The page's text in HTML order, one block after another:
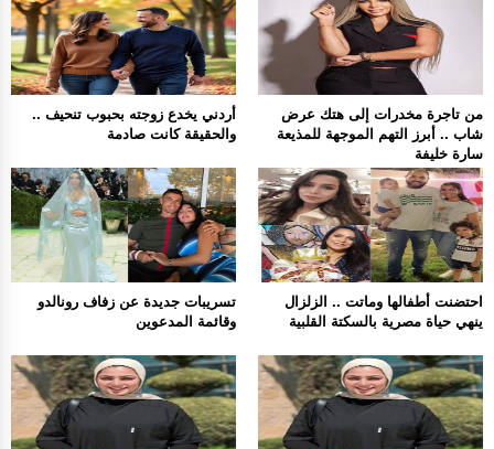
أردني يخدع زوجته بحبوب تنحيف ..
والحقيقة كانت صادمة
من تاجرة مخدرات إلى هتك عرض
شاب .. أبرز التهم الموجهة للمذيعة
سارة خليفة
تسريبات جديدة عن زفاف رونالدو
وقائمة المدعوين
احتضنت أطفالها وماتت .. الزلزال
ينهي حياة مصرية بالسكتة القلبية